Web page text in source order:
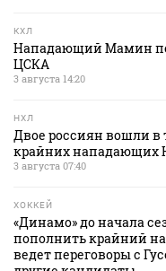
КХЛ
Нападающий Мамин
ЦСКА
3 августа 14:20
НХЛ
Двое россиян вошли в
крайних нападающих
3 августа 07:40
ХОККЕЙ
«Динамо» до начала
пополнить крайний
ведет переговоры с